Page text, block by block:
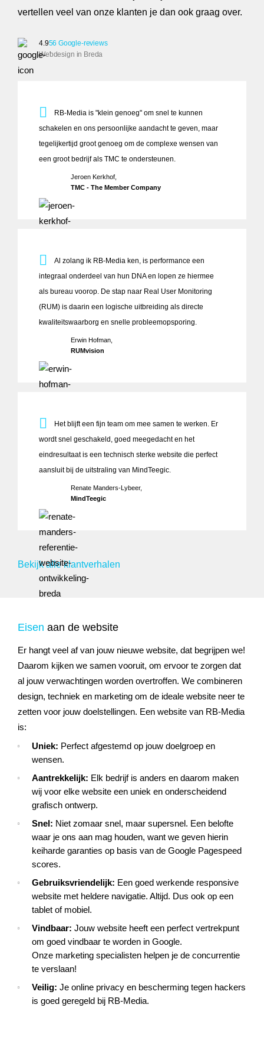
vertellen veel van onze klanten je dan ook graag over.
4.956 Google-reviews
Webdesign in Breda
Jeroen Kerkhof,
TMC - The Member Company
RB-Media is "klein genoeg" om snel te kunnen
schakelen en ons persoonlijke aandacht te geven, maar
tegelijkertijd groot genoeg om de complexe wensen van
een groot bedrijf als TMC te ondersteunen.
RB-Media is "klein genoeg" om snel te kunnen
Erwin Hofman,
RUMvision
Al zolang ik RB-Media ken, is performance een
integraal onderdeel van hun DNA en lopen ze hiermee
als bureau voorop. De stap naar Real User Monitoring
(RUM) is daarin een logische uitbreiding als directe
kwaliteitswaarborg en snelle probleemopsporing.
Al zolang ik RB-Media ken, is performance een integraal
Renate Manders-Lybeer,
MindTeegic
Het blijft een fijn team om mee samen te werken. Er
wordt snel geschakeld, goed meegedacht en het
eindresultaat is een technisch sterke website die perfect
aansluit bij de uitstraling van MindTeegic.
Het blijft een fijn team om mee samen te werken. Er
Bekijk alle klantverhalen
Eisen aan de website
Er hangt veel af van jouw nieuwe website, dat begrijpen we!
Daarom kijken we samen vooruit, om ervoor te zorgen dat
al jouw verwachtingen worden overtroffen. We combineren
design, techniek en marketing om de ideale website neer te
zetten voor jouw doelstellingen. Een website van RB-Media
is:
Uniek: Perfect afgestemd op jouw doelgroep en
wensen.
Aantrekkelijk: Elk bedrijf is anders en daarom maken
wij voor elke website een uniek en onderscheidend
grafisch ontwerp.
Snel: Niet zomaar snel, maar supersnel. Een belofte
waar je ons aan mag houden, want we geven hierin
keiharde garanties op basis van de Google Pagespeed
scores.
Gebruiksvriendelijk: Een goed werkende responsive
website met heldere navigatie. Altijd. Dus ook op een
tablet of mobiel.
Vindbaar: Jouw website heeft een perfect vertrekpunt
om goed vindbaar te worden in Google.
Onze marketing specialisten helpen je de concurrentie
te verslaan!
Veilig: Je online privacy en bescherming tegen hackers
is goed geregeld bij RB-Media.